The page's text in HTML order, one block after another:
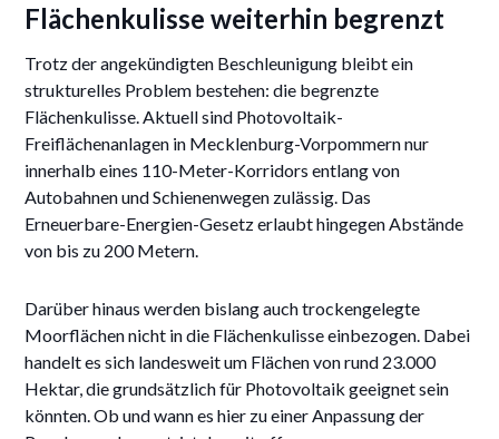
Flächenkulisse weiterhin begrenzt
Trotz der angekündigten Beschleunigung bleibt ein
strukturelles Problem bestehen: die begrenzte
Flächenkulisse. Aktuell sind Photovoltaik-
Freiflächenanlagen in Mecklenburg-Vorpommern nur
innerhalb eines 110-Meter-Korridors entlang von
Autobahnen und Schienenwegen zulässig. Das
Erneuerbare-Energien-Gesetz erlaubt hingegen Abstände
von bis zu 200 Metern.
Darüber hinaus werden bislang auch trockengelegte
Moorflächen nicht in die Flächenkulisse einbezogen. Dabei
handelt es sich landesweit um Flächen von rund 23.000
Hektar, die grundsätzlich für Photovoltaik geeignet sein
könnten. Ob und wann es hier zu einer Anpassung der